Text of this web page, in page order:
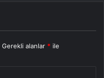
Gerekli alanlar * ile